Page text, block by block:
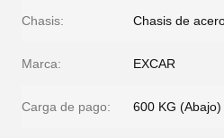
Chasis: Chasis de
Marca: EXCAR
Carga de pago: 600 KG